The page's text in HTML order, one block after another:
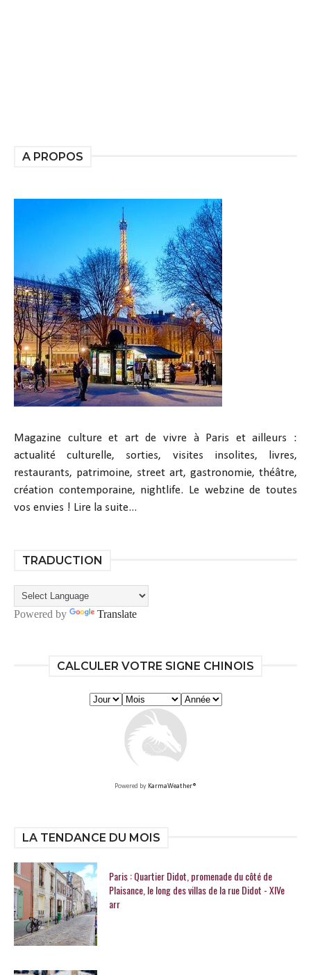
A PROPOS
Magazine culture et art de vivre à Paris et ailleurs :
actualité culturelle, sorties, visites insolites, livres,
restaurants, patrimoine, street art, gastronomie, théâtre,
création contemporaine, nightlife. Le webzine de toutes
vos envies ! Lire la suite...
TRADUCTION
Powered by Translate
CALCULER VOTRE SIGNE CHINOIS
Powered by KarmaWeather®
LA TENDANCE DU MOIS
Paris : Quartier Didot, promenade du côté de
Plaisance, le long des villas de la rue Didot - XIVe
arr